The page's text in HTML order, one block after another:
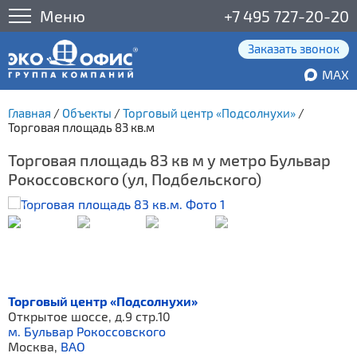
Меню +7 495 727-20-20
Заказать звонок
MAX
Главная / Объекты /Торговый центр «Подсолнухи» /
Торговая площадь 83 кв.м
Торговая площадь 83 кв м у метро Бульвар
Рокоссовского (ул, Подбельского)
Торговый центр «Подсолнухи»
Открытое шоссе, д.9 стр.10
м. Бульвар Рокоссовского
Москва, ВАО